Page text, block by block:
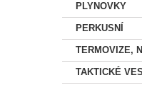
PLYNOVKY
PERKUSNÍ
TERMOVIZE,
TAKTICKÉ